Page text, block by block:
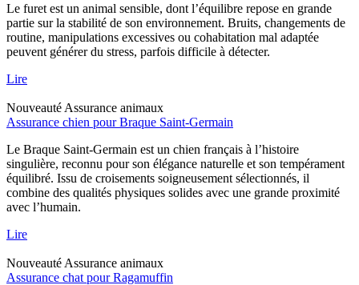
Le furet est un animal sensible, dont l’équilibre repose en grande
partie sur la stabilité de son environnement. Bruits, changements de
routine, manipulations excessives ou cohabitation mal adaptée
peuvent générer du stress, parfois difficile à détecter.
Lire
Nouveauté Assurance animaux
Assurance chien pour Braque Saint-Germain
Le Braque Saint-Germain est un chien français à l’histoire
singulière, reconnu pour son élégance naturelle et son tempérament
équilibré. Issu de croisements soigneusement sélectionnés, il
combine des qualités physiques solides avec une grande proximité
avec l’humain.
Lire
Nouveauté Assurance animaux
Assurance chat pour Ragamuffin